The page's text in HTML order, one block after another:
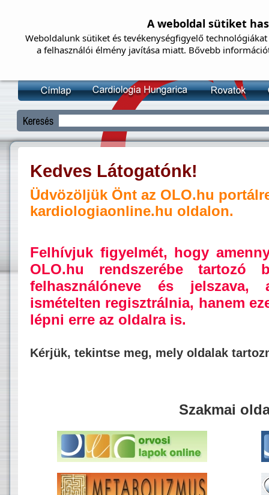
Kedves Látogatónk!
Üdvözöljük Önt az OLO.hu
kardiologiaonline.hu oldalon.
Felhívjuk figyelmét, hogy
OLO.hu rendszerébe tartozó
felhasználóneve és jelszava,
ismételten regisztrálnia, hanem
lépni erre az oldalra is.
Kérjük, tekintse meg, mely oldalak
Szakmai
A weboldal sütiket
Weboldalunk sütiket és tevékenységfigyelő
a felhasználói élmény javítása miatt. Bővebb